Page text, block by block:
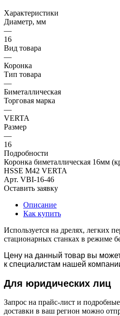
Характеристики
Диаметр, мм
—
16
Вид товара
—
Коронка
Тип товара
—
Биметаллическая
Торговая марка
—
VERTA
Размер
—
16
Подробности
Коронка биметаллическая 16мм
HSSE М42 VERTA
Арт. VBI-16-46
Оставить заявку
Описание
Как купить
Используется на дрелях, легких
стационарных станках в режиме
Цену на данный товар вы
к специалистам нашей
Для юридических лиц
Запрос на прайс-лист и
доставки в ваш регион можно